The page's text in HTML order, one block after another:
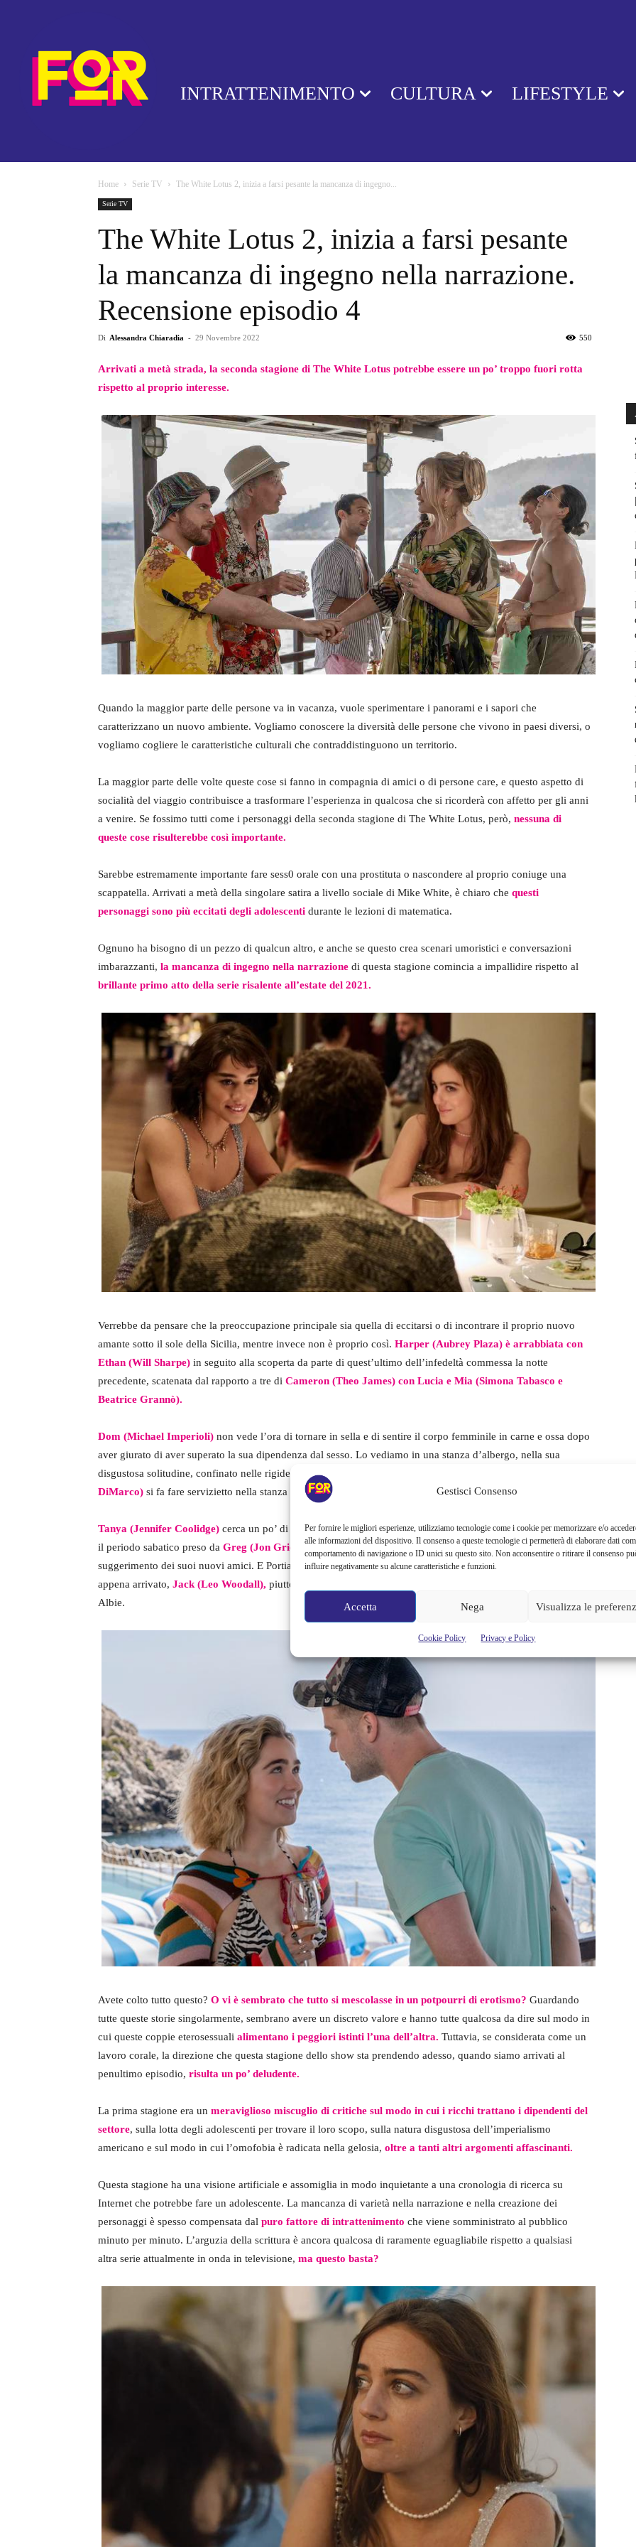
Gestisci Consenso
Per fornire le migliori esperienze, utilizziamo tecnologie come i cookie per memorizzare e/o
alle informazioni del dispositivo. Il consenso a queste tecnologie ci permetterà di elaborare dati
comportamento di navigazione o ID unici su questo sito. Non acconsentire o ritirare il consenso
influire negativamente su alcune caratteristiche e funzioni.
Accetta Nega Visualizza le
Cookie Policy Privacy e Policy
INTRATTENIMENTO CULTURA LIFESTYLE
Home Serie TV The White Lotus 2, inizia a farsi pesante la mancanza di ingegno...
Serie TV
The White Lotus 2, inizia a farsi pesante
la mancanza di ingegno nella narrazione.
Recensione episodio 4
Di Alessandra Chiaradia - 29 Novembre 2022 550
Arrivati a metà strada, la seconda stagione di The White Lotus potrebbe essere un po’ troppo fuori rotta
rispetto al proprio interesse.
Quando la maggior parte delle persone va in vacanza, vuole sperimentare i panorami e i sapori che
caratterizzano un nuovo ambiente. Vogliamo conoscere la diversità delle persone che vivono in paesi diversi, o
vogliamo cogliere le caratteristiche culturali che contraddistinguono un territorio.
La maggior parte delle volte queste cose si fanno in compagnia di amici o di persone care, e questo aspetto di
socialità del viaggio contribuisce a trasformare l’esperienza in qualcosa che si ricorderà con affetto per gli anni
a venire. Se fossimo tutti come i personaggi della seconda stagione di The White Lotus, però, nessuna di
queste cose risulterebbe così importante.
Sarebbe estremamente importante fare sess0 orale con una prostituta o nascondere al proprio coniuge una
scappatella. Arrivati a metà della singolare satira a livello sociale di Mike White, è chiaro che questi
personaggi sono più eccitati degli adolescenti durante le lezioni di matematica.
Ognuno ha bisogno di un pezzo di qualcun altro, e anche se questo crea scenari umoristici e conversazioni
imbarazzanti, la mancanza di ingegno nella narrazione di questa stagione comincia a impallidire rispetto al
brillante primo atto della serie risalente all’estate del 2021.
Verrebbe da pensare che la preoccupazione principale sia quella di eccitarsi o di incontrare il proprio nuovo
amante sotto il sole della Sicilia, mentre invece non è proprio così. Harper (Aubrey Plaza) è arrabbiata con
Ethan (Will Sharpe) in seguito alla scoperta da parte di quest’ultimo dell’infedeltà commessa la notte
precedente, scatenata dal rapporto a tre di Cameron (Theo James) con Lucia e Mia (Simona Tabasco e
Beatrice Grannò).
Dom (Michael Imperioli) non vede l’ora di tornare in sella e di sentire il corpo femminile in carne e ossa dopo
aver giurato di aver superato la sua dipendenza dal sesso. Lo vediamo in una stanza d’albergo, nella sua
disgustosa solitudine, confinato nelle rigide restrizioni del porno su Internet, mentre suo figlio
DiMarco) si fa fare servizietto nella stanza accanto.
Tanya (Jennifer Coolidge) cerca un po’ di compagnia affiancandosi a un gruppo di festaioli queer locali dopo
il periodo sabatico preso da Greg (Jon Gries),ma anche a lei viene garantita una certa attività sessuale su
suggerimento dei suoi nuovi amici. E Portia scopre di essere più interessata alle avances di un focoso inglese
appena arrivato, Jack (Leo Woodall), piuttosto che continuare a perseguire le sue velleitarie interazioni con
Albie.
Avete colto tutto questo? O vi è sembrato che tutto si mescolasse in un potpourri di erotismo? Guardando
tutte queste storie singolarmente, sembrano avere un discreto valore e hanno tutte qualcosa da dire sul modo in
cui queste coppie eterosessuali alimentano i peggiori istinti l’una dell’altra. Tuttavia, se considerata come un
lavoro corale, la direzione che questa stagione dello show sta prendendo adesso, quando siamo arrivati al
penultimo episodio, risulta un po’ deludente.
La prima stagione era un meraviglioso miscuglio di critiche sul modo in cui i ricchi trattano i dipendenti del
settore, sulla lotta degli adolescenti per trovare il loro scopo, sulla natura disgustosa dell’imperialismo
americano e sul modo in cui l’omofobia è radicata nella gelosia, oltre a tanti altri argomenti affascinanti.
Questa stagione ha una visione artificiale e assomiglia in modo inquietante a una cronologia di ricerca su
Internet che potrebbe fare un adolescente. La mancanza di varietà nella narrazione e nella creazione dei
personaggi è spesso compensata dal puro fattore di intrattenimento che viene somministrato al pubblico
minuto per minuto. L’arguzia della scrittura è ancora qualcosa di raramente eguagliabile rispetto a qualsiasi
altra serie attualmente in onda in televisione, ma questo basta?